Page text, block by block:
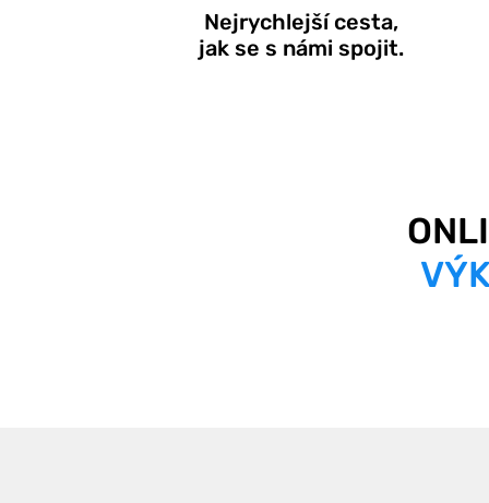
Nejrychlejší cesta,
jak se s námi spojit.